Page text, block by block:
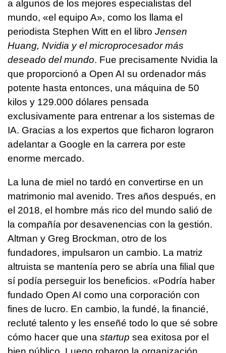
a algunos de los mejores especialistas del
mundo, «el equipo A», como los llama el
periodista Stephen Witt en el libro Jensen
Huang, Nvidia y el microprocesador más
deseado del mundo. Fue precisamente Nvidia la
que proporcionó a Open AI su ordenador más
potente hasta entonces, una máquina de 50
kilos y 129.000 dólares pensada
exclusivamente para entrenar a los sistemas de
IA. Gracias a los expertos que ficharon lograron
adelantar a Google en la carrera por este
enorme mercado.
La luna de miel no tardó en convertirse en un
matrimonio mal avenido. Tres años después, en
el 2018, el hombre más rico del mundo salió de
la compañía por desavenencias con la gestión.
Altman y Greg Brockman, otro de los
fundadores, impulsaron un cambio. La matriz
altruista se mantenía pero se abría una filial que
sí podía perseguir los beneficios. «Podría haber
fundado Open AI como una corporación con
fines de lucro. En cambio, la fundé, la financié,
recluté talento y les enseñé todo lo que sé sobre
cómo hacer que una startup sea exitosa por el